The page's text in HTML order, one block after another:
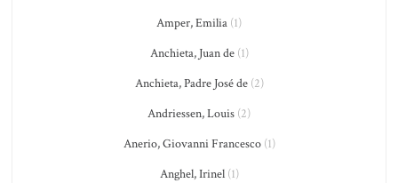
Amper, Emilia (1)
Anchieta, Juan de(1)
Anchieta, Padre José de(2)
Andriessen, Louis (2)
Anerio, Giovanni Francesco(1)
Anghel, Irinel(1)